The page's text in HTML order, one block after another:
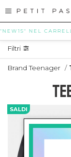
NEL
Filtri
Brand Teenager /
SALDI